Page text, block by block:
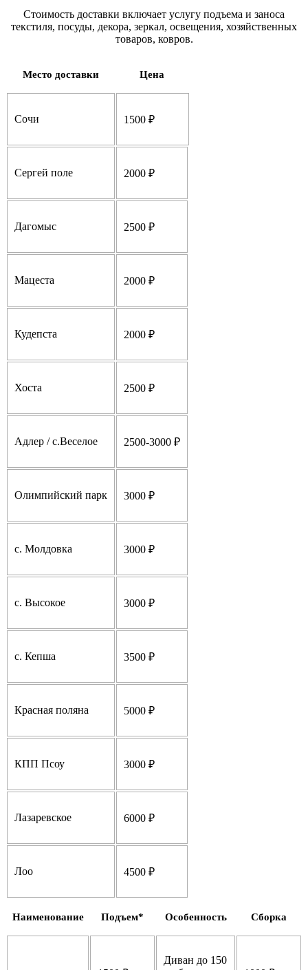
Стоимость доставки включает услугу подъема и заноса
текстиля, посуды, декора, зеркал, освещения, хозяйственных
товаров, ковров.
Место доставки Цена
Сочи 1500 ₽
Сергей поле 2000 ₽
Дагомыс 2500 ₽
Мацеста 2000 ₽
Кудепста 2000 ₽
Хоста 2500 ₽
Адлер / с.Веселое 2500-3000 ₽
Олимпийский парк 3000 ₽
с. Молдовка 3000 ₽
с. Высокое 3000 ₽
с. Кепша 3500 ₽
Красная поляна 5000 ₽
КПП Псоу 3000 ₽
Лазаревское 6000 ₽
Лоо 4500 ₽
Наименование Подъем* Особенность Сборка
Диван до 150